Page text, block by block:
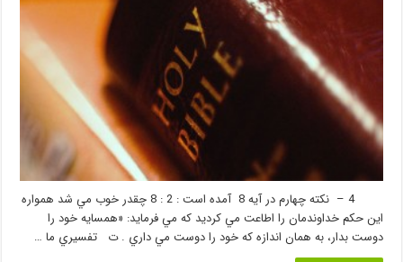
4 – نكته چهارم در آيه 8 آمده است : 2 : 8 چقدر خوب مي شد همواره
اين حكم خداوندمان را اطاعت مي كرديد كه مي فرمايد: «همسايه خود را
دوست بدار، به همان اندازه كه خود را دوست مي داري . ت تفسيري ما …